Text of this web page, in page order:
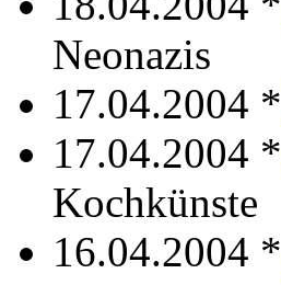
Neonazis
17.04.2004 *
17.04.2004 *
Kochkünste
16.04.2004 *